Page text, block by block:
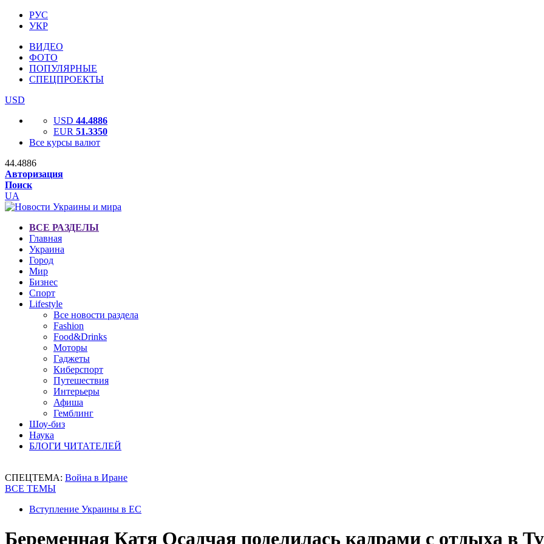
РУС
УКР
ВИДЕО
ФОТО
ПОПУЛЯРНЫЕ
СПЕЦПРОЕКТЫ
USD
USD 44.4886
EUR 51.3350
Все курсы валют
44.4886
Авторизация
Поиск
UA
ВСЕ РАЗДЕЛЫ
Главная
Украина
Город
Мир
Бизнес
Спорт
Lifestyle
Все новости раздела
Fashion
Food&Drinks
Моторы
Гаджеты
Киберспорт
Путешествия
Интерьеры
Афиша
Гемблинг
Шоу-биз
Наука
БЛОГИ ЧИТАТЕЛЕЙ
СПЕЦТЕМА: Война в Иране
ВСЕ ТЕМЫ
Вступление Украины в ЕС
Беременная Катя Осадчая поделилась кадрами с отдыха в